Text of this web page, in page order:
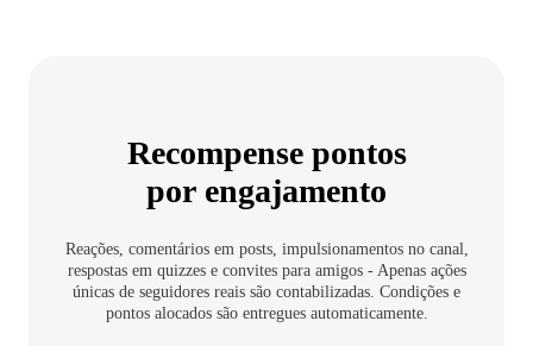
Recompense pontos
por engajamento
Reações, comentários em posts, impulsionamentos no canal,
respostas em quizzes e convites para amigos - Apenas ações
únicas de seguidores reais são contabilizadas. Condições e
pontos alocados são entregues automaticamente.